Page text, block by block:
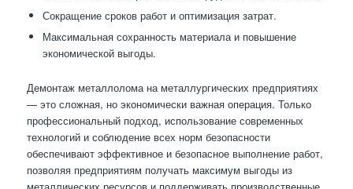
Сокращение сроков работ и оптимизация затрат.
Максимальная сохранность материала и повышение
экономической выгоды.
Демонтаж металлолома на металлургических предприятиях
— это сложная, но экономически важная операция. Только
профессиональный подход, использование современных
технологий и соблюдение всех норм безопасности
обеспечивают эффективное и безопасное выполнение работ,
позволяя предприятиям получать максимум выгоды из